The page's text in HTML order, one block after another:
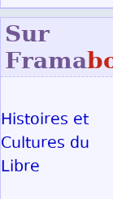
Sur
Frama
Histoires et
Cultures du
Libre